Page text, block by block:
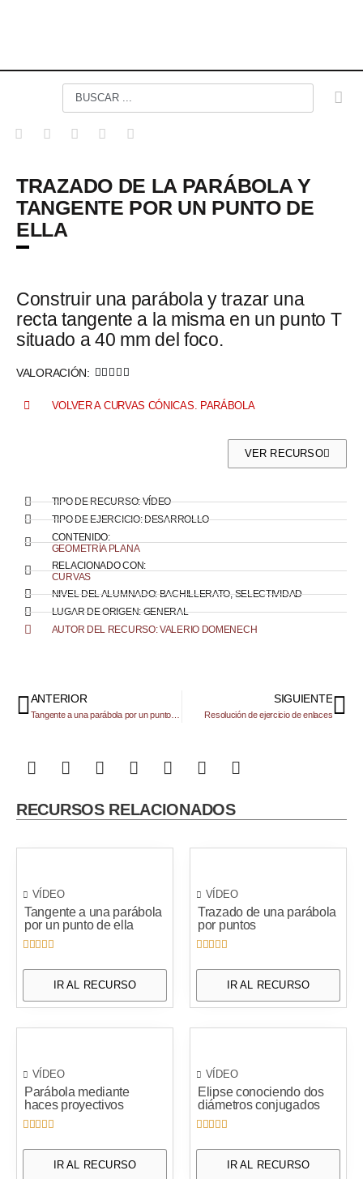
TRAZADO DE LA PARÁBOLA Y
TANGENTE POR UN PUNTO DE
ELLA
Construir una parábola y trazar una
recta tangente a la misma en un punto T
situado a 40 mm del foco.
VALORACIÓN:    
VOLVER A CURVAS CÓNICAS. PARÁBOLA
VER RECURSO
TIPO DE RECURSO:VÍDEO
TIPO DE EJERCICIO:DESARROLLO
CONTENIDO:
GEOMETRÍA PLANA
RELACIONADO CON:
CURVAS
NIVEL DEL ALUMNADO:BACHILLERATO,SELECTIVIDAD
LUGAR DE ORIGEN:GENERAL
AUTOR DEL RECURSO: VALERIO DOMENECH
ANTERIOR
Tangente a una parábola por un punto de ella
SIGUIENTE
Resolución de ejercicio de enlaces
RECURSOS RELACIONADOS
VÍDEO
Tangente a una parábola
por un punto de ella
    
IR AL RECURSO
VÍDEO
Trazado de una parábola
por puntos
    
IR AL RECURSO
VÍDEO
Parábola mediante
haces proyectivos
    
IR AL RECURSO
VÍDEO
Elipse conociendo dos
diámetros conjugados
    
IR AL RECURSO